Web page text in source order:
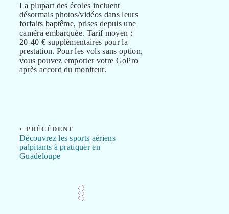
La plupart des écoles incluent
désormais photos/vidéos dans leurs
forfaits baptême, prises depuis une
caméra embarquée. Tarif moyen :
20-40 € supplémentaires pour la
prestation. Pour les vols sans option,
vous pouvez emporter votre GoPro
après accord du moniteur.
PRÉCÉDENT
Découvrez les sports aériens
palpitants à pratiquer en
Guadeloupe